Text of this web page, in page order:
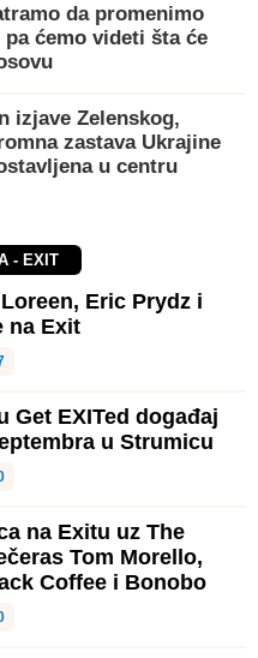
da promenimo
ćemo videti šta će
izjave Zelenskog,
zastava Ukrajine
u centru
- EXIT
Eric Prydz i
na Exit
Get EXITed događaj
u Strumicu
na Exitu uz The
Tom Morello,
Coffee i Bonobo